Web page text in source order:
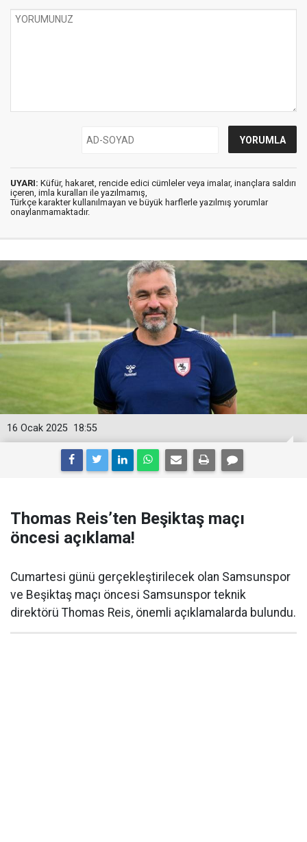
UYARI: Küfür, hakaret, rencide edici cümleler veya imalar, inançlara saldırı
içeren, imla kuralları ile yazılmamış,
Türkçe karakter kullanılmayan ve büyük harflerle yazılmış yorumlar
onaylanmamaktadır.
18:55
16 Ocak 2025
Thomas Reis’ten Beşiktaş maçı
öncesi açıklama!
Cumartesi günü gerçekleştirilecek olan Samsunspor
ve Beşiktaş maçı öncesi Samsunspor teknik
direktörü Thomas Reis, önemli açıklamalarda bulundu.